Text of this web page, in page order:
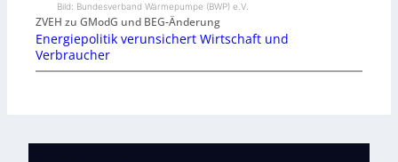
Bild: Bundesverband Wärmepumpe (BWP) e.V.
ZVEH zu GModG und BEG-Änderung
Energiepolitik verunsichert Wirtschaft und
Verbraucher